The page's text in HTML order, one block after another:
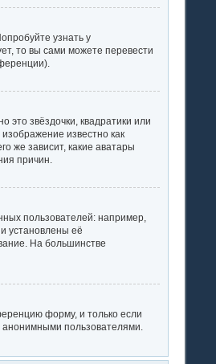
узнать у
то вы сами можете перевести
это звёздочки, квадратики или
известно как
же зависит, какие аватары
причин.
пользователей: например,
установлены её
На большинстве
форму, и только если
анонимными пользователями.